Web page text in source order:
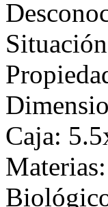
Caja:
Materias: